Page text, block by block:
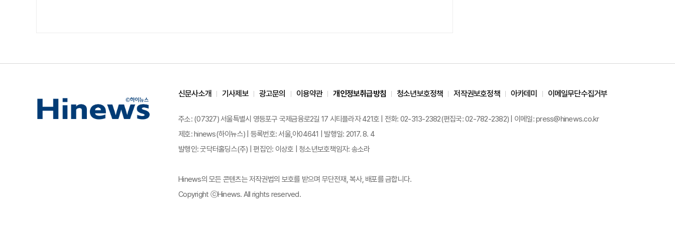
신문사소개 기사제보 광고문의 이용약관 개인정보취급방침 청소년보호정책 저작권보호정책 아카데미 이메일무단수집거부
주소: (07327) 서울특별시 영등포구 국제금융로2길 17 시티플라자 421호 | 전화: 02-313-2382(편집국: 02-782-2382) | 이메일: press@hinews.co.kr
제호: hinews(하이뉴스) | 등록번호: 서울,아04641 | 발행일: 2017. 8. 4
발행인: 굿닥터홀딩스(주) | 편집인: 이상호 | 청소년보호책임자: 송소라
Hinews의 모든 콘텐츠는 저작권법의 보호를 받으며 무단전재, 복사, 배포를 금합니다.
Copyright ⓒHinews. All rights reserved.